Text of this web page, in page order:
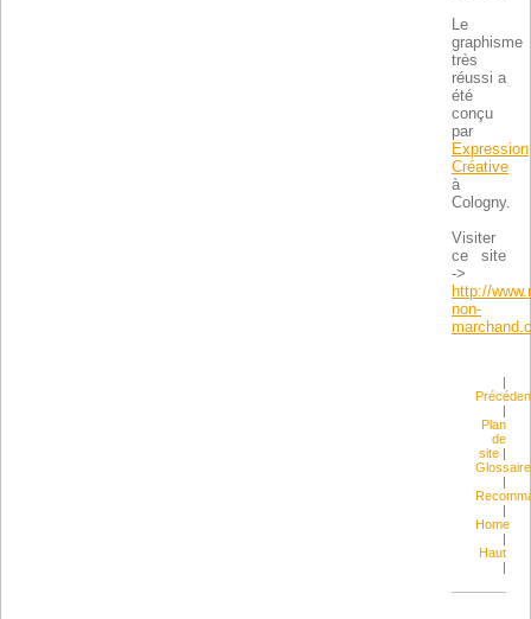
Le
graphisme
très
réussi a
été
conçu
par
Expression
Créative
à
Cologny.
Visiter
ce site
->
http://
non-
|
|
Plan
de
site |
Glossaire
|
|
Home
|
Haut
|